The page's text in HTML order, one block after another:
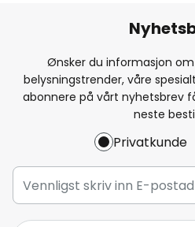
Ønsker du informasjon
belysningstrender, våre
abonnere på vårt nyhetsbrev
neste
Privatkunde